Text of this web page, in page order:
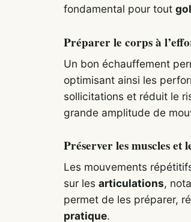
fondamental pour tout
Préparer le corps à
Un bon échauffement
optimisant ainsi les
sollicitations et réduit le
grande amplitude de
Préserver les muscles et
Les mouvements
sur les articulations,
permet de les préparer,
pratique.